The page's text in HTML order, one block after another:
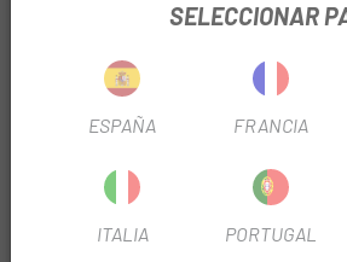
Tarmac SL7 para enrutamiento del
electrónico, 13 mm de altura (1 pieza).
estándar de 1-1/8" con todos los
SELECCIONAR
ESPAÑA FRANCIA
ITALIA PORTUGAL